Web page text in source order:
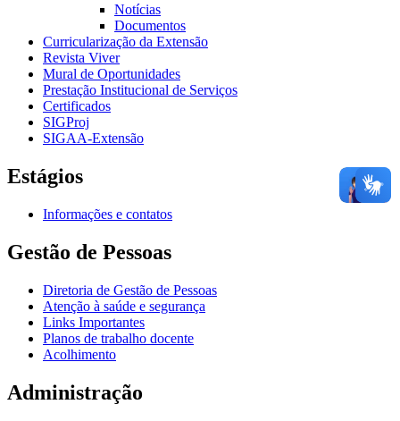
Notícias
Documentos
Curricularização da Extensão
Revista Viver
Mural de Oportunidades
Prestação Institucional de Serviços
Certificados
SIGProj
SIGAA-Extensão
Estágios
Informações e contatos
Gestão de Pessoas
Diretoria de Gestão de Pessoas
Atenção à saúde e segurança
Links Importantes
Planos de trabalho docente
Acolhimento
Administração